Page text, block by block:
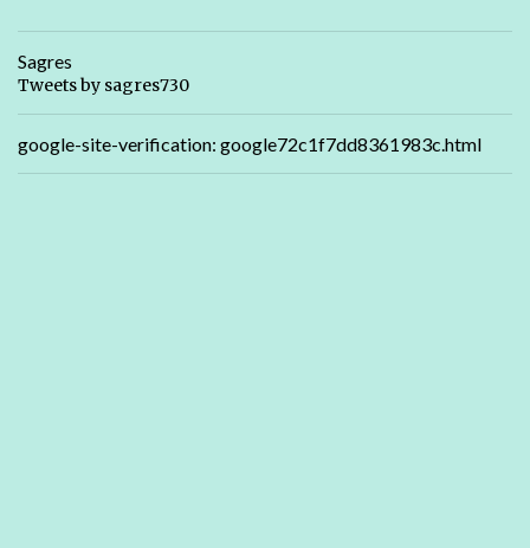
Sagres
Tweets by sagres730
google-site-verification: google72c1f7dd8361983c.html